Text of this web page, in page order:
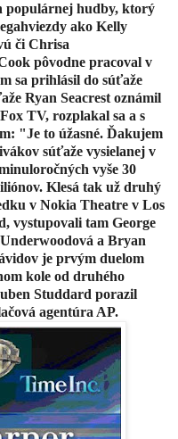
populárnej hudby, ktorý
ako Kelly
či Chrisa
pôvodne pracoval v
sa prihlásil do súťaže
Ryan Seacrest oznámil
TV, rozplakal sa a s
"Je to úžasné. Ďakujem
súťaže vysielanej v
vyše 30
Klesá tak už druhý
v Nokia Theatre v Los
vystupovali tam George
a Bryan
je prvým duelom
kole od druhého
Studdard porazil
agentúra AP.